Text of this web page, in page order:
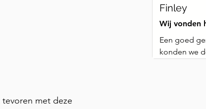
de klok, een andere
Christus, buigend
drie keer,
Finley
Wij vonden
Een goed
konden we
met deze